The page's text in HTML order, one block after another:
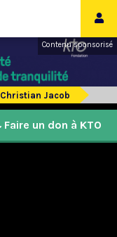
Contenu sponsorisé
Christian Jacob
Faire un don à KTO